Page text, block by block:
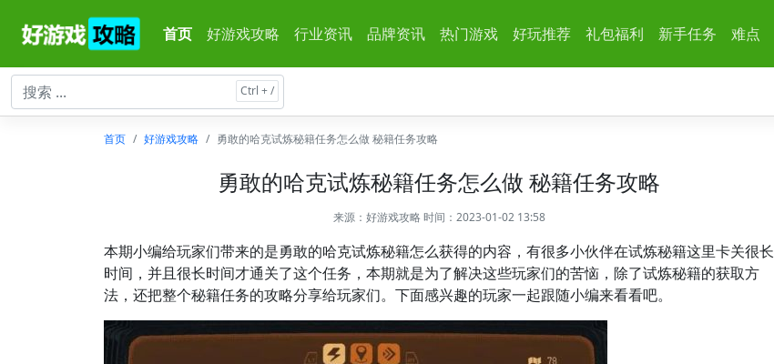
首页 好游戏攻略 行业资讯 品牌资讯 热门游戏 好玩推荐 礼包福利 新手任务 难点
首页 好游戏攻略 勇敢的哈克试炼秘籍任务怎么做 秘籍任务攻略
勇敢的哈克试炼秘籍任务怎么做 秘籍任务攻略
来源： 好游戏攻略时间：2023-01-02 13:58
本期小编给玩家们带来的是勇敢的哈克试炼秘籍怎么获得的内容，有很多小伙伴在试炼秘籍这里卡关很长
时间，并且很长时间才通关了这个任务，本期就是为了解决这些玩家们的苦恼，除了试炼秘籍的获取方
法，还把整个秘籍任务的攻略分享给玩家们。下面感兴趣的玩家一起跟随小编来看看吧。